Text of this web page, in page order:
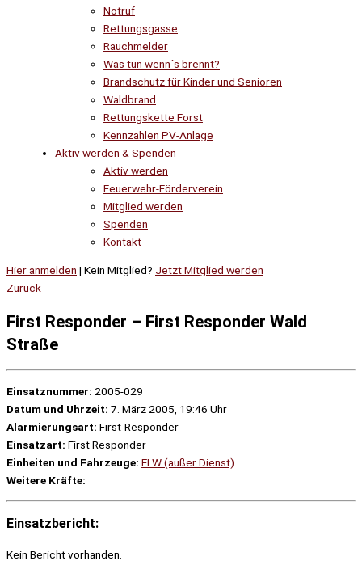
Notruf
Rettungsgasse
Rauchmelder
Was tun wenn´s brennt?
Brandschutz für Kinder und Senioren
Waldbrand
Rettungskette Forst
Kennzahlen PV-Anlage
Aktiv werden & Spenden
Aktiv werden
Feuerwehr-Förderverein
Mitglied werden
Spenden
Kontakt
Hier anmelden | Kein Mitglied? Jetzt Mitglied werden
Zurück
First Responder – First Responder Wald
Straße
Einsatznummer: 2005-029
Datum und Uhrzeit: 7. März 2005, 19:46 Uhr
Alarmierungsart: First-Responder
Einsatzart: First Responder
Einheiten und Fahrzeuge: ELW (außer Dienst)
Weitere Kräfte:
Einsatzbericht:
Kein Bericht vorhanden.